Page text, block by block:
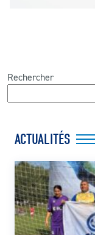
Rechercher
ACTUALITÉS